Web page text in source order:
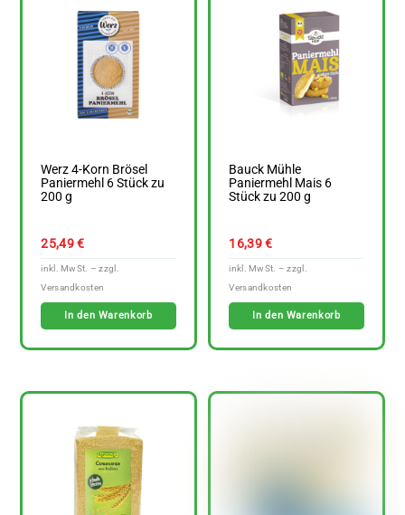
Werz 4-Korn Brösel
Paniermehl 6 Stück zu
200 g
25,49€
In den Warenkorb
Bauck Mühle
Paniermehl Mais 6
Stück zu 200 g
16,39€
In den Warenkorb